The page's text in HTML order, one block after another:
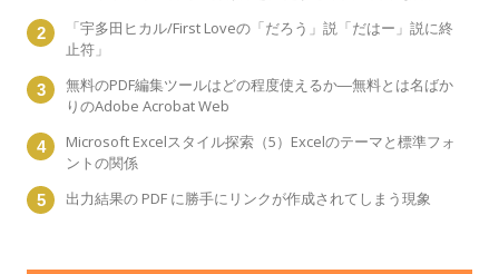
「宇多田ヒカル/First Loveの「だろう」説「だはー」説に終
止符」
無料のPDF編集ツールはどの程度使えるか―無料とは名ばか
りのAdobe Acrobat Web
Microsoft Excelスタイル探索（5）Excelのテーマと標準フォ
ントの関係
出力結果の PDF に勝手にリンクが作成されてしまう現象